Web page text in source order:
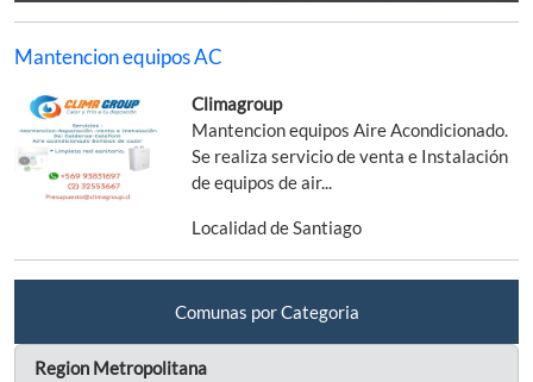
Mantencion equipos AC
Climagroup
Mantencion equipos Aire Acondicionado.
Se realiza servicio de venta e Instalación
de equipos de air...
Localidad de Santiago
Comunas por Categoria
Region Metropolitana